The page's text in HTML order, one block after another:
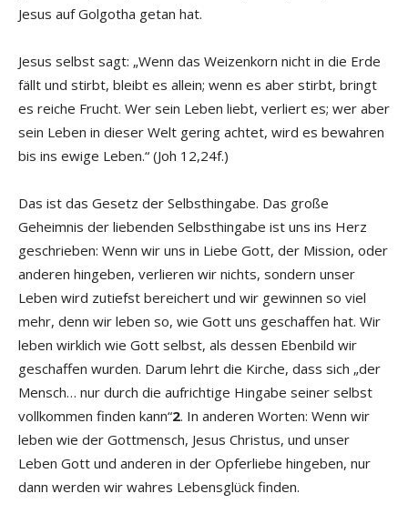
Jesus auf Golgotha getan hat.
Jesus selbst sagt: „Wenn das Weizenkorn nicht in die Erde
fällt und stirbt, bleibt es allein; wenn es aber stirbt, bringt
es reiche Frucht. Wer sein Leben liebt, verliert es; wer aber
sein Leben in dieser Welt gering achtet, wird es bewahren
bis ins ewige Leben.“ (Joh 12,24f.)
Das ist das Gesetz der Selbsthingabe. Das große
Geheimnis der liebenden Selbsthingabe ist uns ins Herz
geschrieben: Wenn wir uns in Liebe Gott, der Mission, oder
anderen hingeben, verlieren wir nichts, sondern unser
Leben wird zutiefst bereichert und wir gewinnen so viel
mehr, denn wir leben so, wie Gott uns geschaffen hat. Wir
leben wirklich wie Gott selbst, als dessen Ebenbild wir
geschaffen wurden. Darum lehrt die Kirche, dass sich „der
Mensch… nur durch die aufrichtige Hingabe seiner selbst
vollkommen finden kann“2. In anderen Worten: Wenn wir
leben wie der Gottmensch, Jesus Christus, und unser
Leben Gott und anderen in der Opferliebe hingeben, nur
dann werden wir wahres Lebensglück finden.